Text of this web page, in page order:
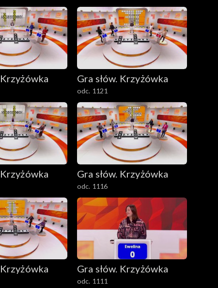
Gra słów. Krzyżówka
odc. 1121
Gra słów. Krzyżówka
odc. 1116
Gra słów. Krzyżówka
odc. 1111